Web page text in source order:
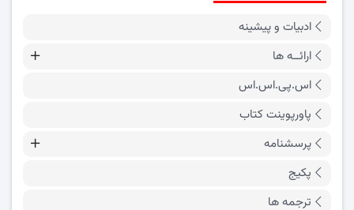
ادبیات و پیشینه
ارائــه ها
اس.پی.اس.اس
پاورپوینت کتاب
پرسشنامه
پکیج
ترجمه ها